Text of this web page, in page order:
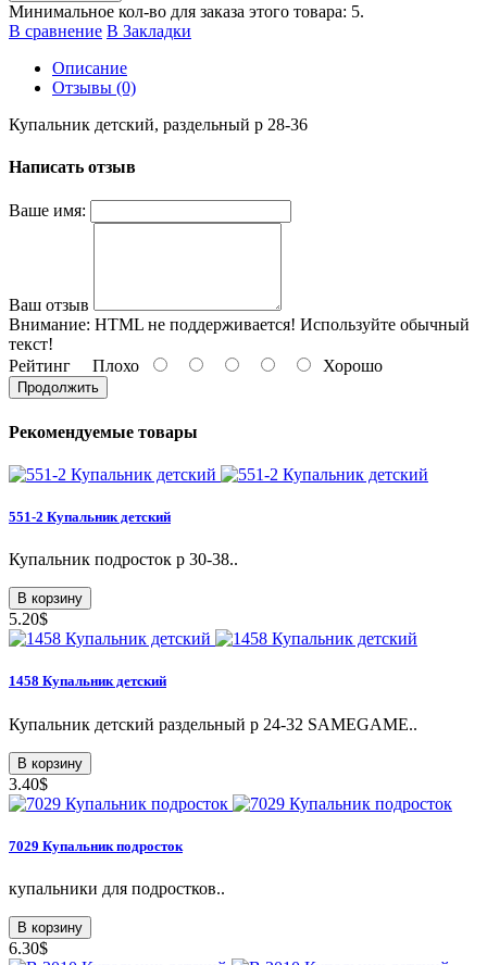
Минимальное кол-во для заказа этого товара: 5.
В сравнение В Закладки
Описание
Отзывы (0)
Купальник детский, раздельный p 28-36
Написать отзыв
Ваше имя:
Ваш отзыв
Внимание: HTML не поддерживается! Используйте обычный
текст!
Рейтинг Плохо Хорошо
Продолжить
Рекомендуемые товары
551-2 Купальник детский
Купальник подросток p 30-38..
В корзину
5.20$
1458 Купальник детский
Купальник детский раздельный p 24-32 SAMEGAME..
В корзину
3.40$
7029 Купальник подросток
купальники для подростков..
В корзину
6.30$